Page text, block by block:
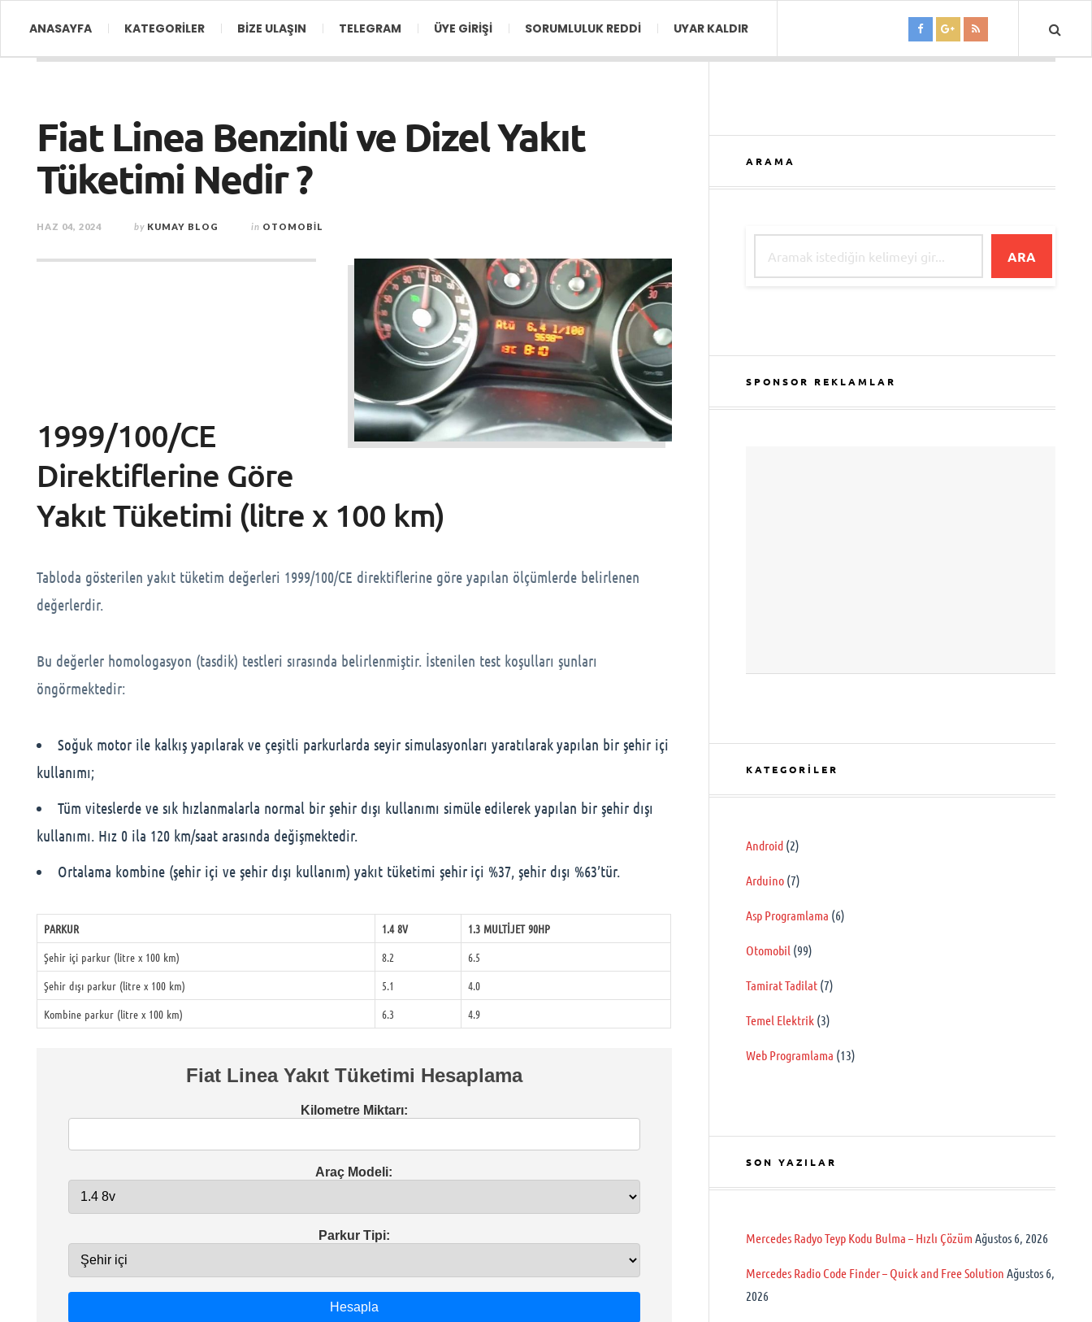
ANASAYFA KATEGORİLER BİZE ULAŞIN TELEGRAM ÜYE GIRIŞI SORUMLULUK REDDI UYAR KALDIR
Fiat Linea Benzinli ve Dizel Yakıt
Tüketimi Nedir ?
HAZ 04, 2024 by KUMAY BLOG in OTOMOBIL
1999/100/CE
Direktiflerine Göre
Yakıt Tüketimi (litre x 100 km)
Tabloda gösterilen yakıt tüketim değerleri 1999/100/CE direktiflerine göre yapılan ölçümlerde belirlenen
değerlerdir.
Bu değerler homologasyon (tasdik) testleri sırasında belirlenmiştir. İstenilen test koşulları şunları
öngörmektedir:
Soğuk motor ile kalkış yapılarak ve çeşitli parkurlarda seyir simulasyonları yaratılarak yapılan bir şehir içi
kullanımı;
Tüm viteslerde ve sık hızlanmalarla normal bir şehir dışı kullanımı simüle edilerek yapılan bir şehir dışı
kullanımı. Hız 0 ila 120 km/saat arasında değişmektedir.
Ortalama kombine (şehir içi ve şehir dışı kullanım) yakıt tüketimi şehir içi %37, şehir dışı %63’tür.
PARKUR 1.4 8V
1.3 MULTIJET 90HP
Şehir içi parkur (litre x 100 km)
8.2
6.5
Şehir dışı parkur (litre x 100 km)
5.1
4.0
Kombine parkur (litre x 100 km)
6.3 4.9
ARAMA
ARA
SPONSOR REKLAMLAR
KATEGORILER
Android(2)
Arduino(7)
Asp Programlama (6)
Otomobil (99)
Tamirat Tadilat(7)
Temel Elektrik(3)
Web Programlama (13)
SON YAZILAR
Mercedes Radyo Teyp Kodu Bulma – Hızlı Çözüm Ağustos 6, 2026
Mercedes Radio Code Finder – Quick and Free Solution Ağustos 6,
2026